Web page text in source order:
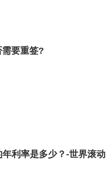
要重签?
利率是多少？-世界滚动